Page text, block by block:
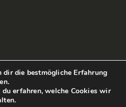
dir die bestmögliche Erfahrung
du erfahren, welche Cookies wir